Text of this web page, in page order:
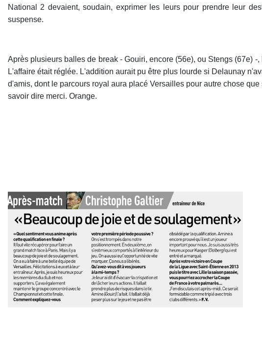
National 2 devaient, soudain, exprimer les leurs pour prendre leur
suspense.
Après plusieurs balles de break - Gouiri, encore (56e), ou Stengs (67e)
L'affaire était réglée. L'addition aurait pu être plus lourde si Delaunay
d'amis, dont le parcours royal aura placé Versailles pour autre chose
savoir dire merci. Orange.